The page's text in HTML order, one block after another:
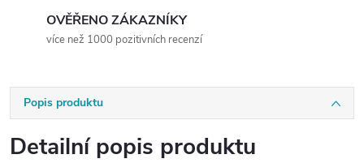
OVĚŘENO ZÁKAZNÍKY
více než 1000 pozitivních recenzí
Popis produktu
Detailní popis produktu